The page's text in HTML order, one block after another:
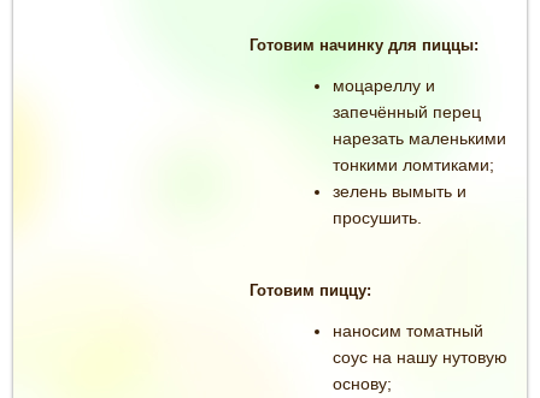
Готовим начинку для пиццы:
моцареллу и
запечённый перец
нарезать маленькими
тонкими ломтиками;
зелень вымыть и
просушить.
Готовим пиццу:
наносим томатный
соус на нашу нутовую
основу;